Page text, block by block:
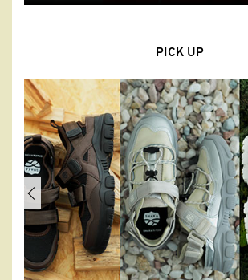
PICK UP